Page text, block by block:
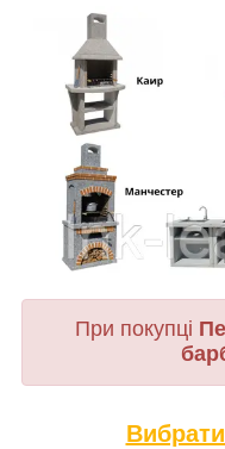
При покупці